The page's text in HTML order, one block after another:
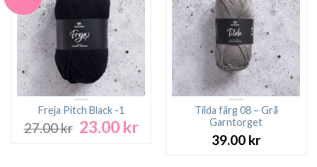
Freja Pitch Black -1
27.00kr Det
23.00 krDet
Tilda färg 08 – Grå
Garntorget
39.00 kr